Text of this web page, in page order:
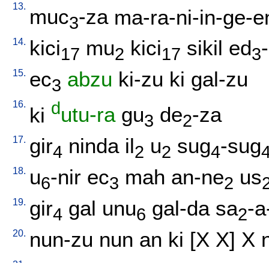
13. muc3-za ma-ra-ni-in-ge-
14. kici17 mu2 kici17 sikil ed3
15. ec3 abzu ki-zu ki gal-zu
16. ki dutu-ra gu3 de2-za
17. gir4 ninda il2 u2 sug4-sug
18. u6-nir ec3 mah an-ne2 us
19. gir4 gal unu6 gal-da sa2-
20. nun-zu nun an ki [X X] X